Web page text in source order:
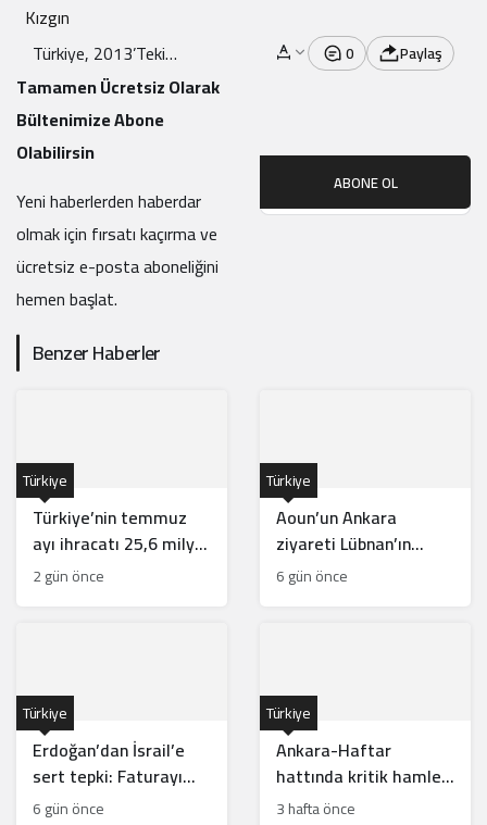
Kızgın
Türkiye, 2013’Teki
Reyhanlı Saldırısı
Şüphelisini Suriye’de
Yakaladı
0 Paylaş
Tamamen Ücretsiz Olarak
Bültenimize Abone
Olabilirsin
Yeni haberlerden haberdar
olmak için fırsatı kaçırma ve
ücretsiz e-posta aboneliğini
hemen başlat.
ABONE OL
Benzer Haberler
Türkiye’nin temmuz
ayı ihracatı 25,6 milyar
dolarla rekor kırdı
Türkiye
2 gün önce
Aoun’un Ankara
ziyareti Lübnan’ın
güneyinde Türk
gücünün önünü açar
Türkiye
6 gün önce
Erdoğan’dan İsrail’e
sert tepki: Faturayı
tüm bölge ödüyor
Türkiye
6 gün önce
Ankara-Haftar
hattında kritik hamle:
Mısır için risk mi?
Türkiye
3 hafta önce